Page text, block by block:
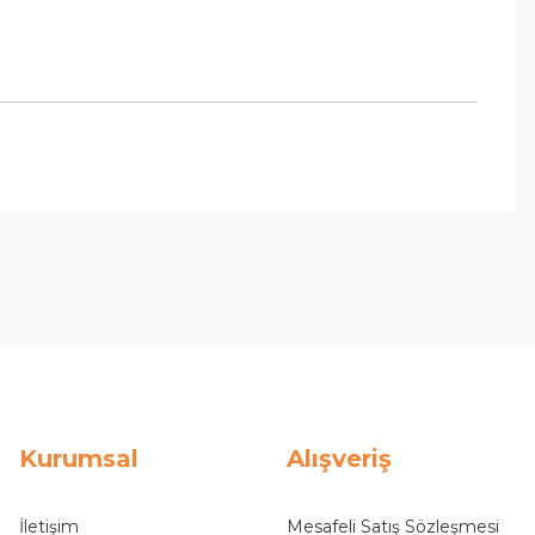
Kurumsal
İletişim
Alışveriş
Mesafeli Satış Sözleşmesi